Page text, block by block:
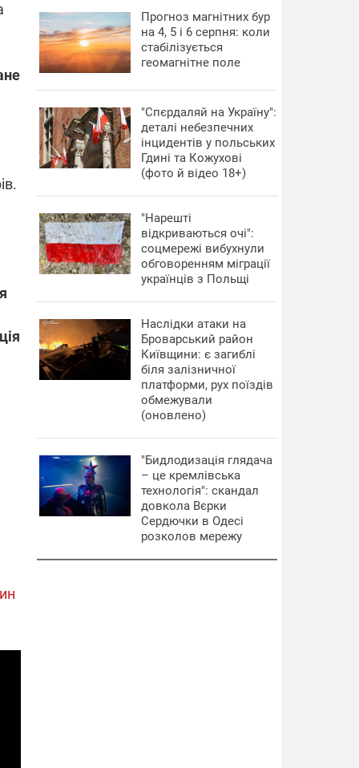
Прогноз магнітних бур
на 4, 5 і 6 серпня: коли
стабілізується
геомагнітне поле
"Спєрдаляй на Україну":
деталі небезпечних
інцидентів у польських
Гдині та Кожухові
(фото й відео 18+)
"Нарешті
відкриваються очі":
соцмережі вибухнули
обговоренням міграції
українців з Польщі
Наслідки атаки на
Броварський район
Київщини: є загиблі
біля залізничної
платформи, рух поїздів
обмежували
(оновлено)
"Бидлодизація глядача
– це кремлівська
технологія": скандал
довкола Вєрки
Сердючки в Одесі
розколов мережу